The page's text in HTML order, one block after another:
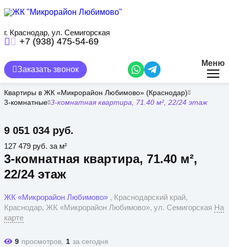
содержанию
г. Краснодар, ул. Семигорская
+7 (938) 475-54-69
Заказать звонок
Меню
Квартиры в ЖК «Микрорайон Любимово» (Краснодар)
3-комнатные 3-комнатная квартира, 71.40 м², 22/24 этаж
3-комнатная квартира, 71.40 м²,
22/24 этаж
9 051 034 руб.
ЖК «Микрорайон Любимово» , Краснодарский край,
Краснодар, ЖК «Микрорайон Любимово», ул. Семигорская На
карте
127 479 руб. за м²
9 просмотров, 1 за сегодня